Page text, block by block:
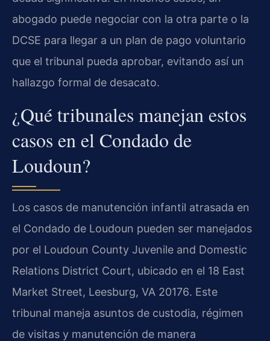
abogado puede negociar con la otra parte o la
DCSE para llegar a un plan de pago voluntario
que el tribunal pueda aprobar, evitando así un
hallazgo formal de desacato.
¿Qué tribunales manejan estos
casos en el Condado de
Loudoun?
Los casos de manutención infantil atrasada en
el Condado de Loudoun pueden ser manejados
por el Loudoun County Juvenile and Domestic
Relations District Court, ubicado en el 18 East
Market Street, Leesburg, VA 20176. Este
tribunal maneja asuntos de custodia, régimen
de visitas y manutención de manera